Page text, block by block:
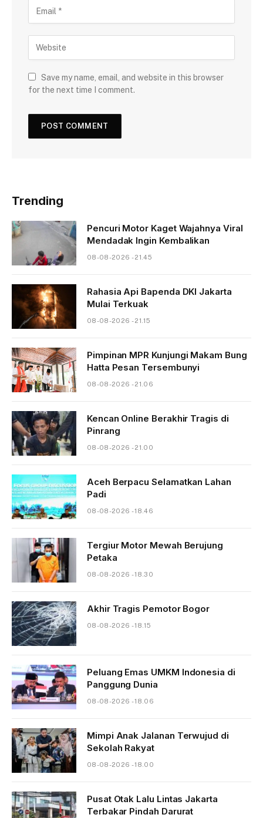
Save my name, email, and website in this browser
for the next time I comment.
Trending
Pencuri Motor Kaget Wajahnya Viral
Mendadak Ingin Kembalikan
08-08-2026 - 21.45
Rahasia Api Bapenda DKI Jakarta
Mulai Terkuak
08-08-2026 - 21.15
Pimpinan MPR Kunjungi Makam Bung
Hatta Pesan Tersembunyi
08-08-2026 - 21.06
Kencan Online Berakhir Tragis di
Pinrang
08-08-2026 - 21.00
Aceh Berpacu Selamatkan Lahan
Padi
08-08-2026 - 18.46
Tergiur Motor Mewah Berujung
Petaka
08-08-2026 - 18.30
Akhir Tragis Pemotor Bogor
08-08-2026 - 18.15
Peluang Emas UMKM Indonesia di
Panggung Dunia
08-08-2026 - 18.06
Mimpi Anak Jalanan Terwujud di
Sekolah Rakyat
08-08-2026 - 18.00
Pusat Otak Lalu Lintas Jakarta
Terbakar Pindah Darurat